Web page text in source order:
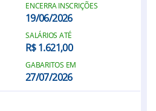
ENCERRA INSCRIÇÕES
19/06/2026
SALÁRIOS ATÉ
R$ 1.621,00
GABARITOS EM
27/07/2026